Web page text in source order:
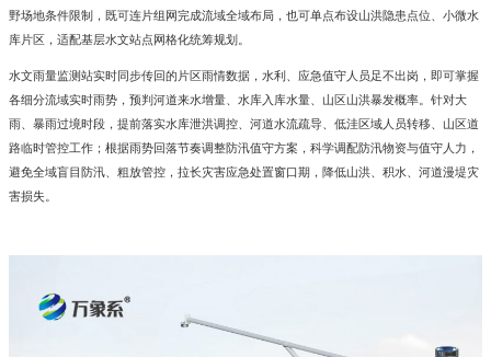
野场地条件限制，既可连片组网完成流域全域布局，也可单点布设山洪隐患点位、小微水
库片区，适配基层水文站点网格化统筹规划。
水文雨量监测站实时同步传回的片区雨情数据，水利、应急值守人员足不出岗，即可掌握
各细分流域实时雨势，预判河道来水增量、水库入库水量、山区山洪暴发概率。针对大
雨、暴雨过境时段，提前落实水库泄洪调控、河道水流疏导、低洼区域人员转移、山区道
路临时管控工作；根据雨势回落节奏调整防汛值守方案，科学调配防汛物资与值守人力，
避免全域盲目防汛、粗放管控，拉长灾害应急处置窗口期，降低山洪、积水、河道漫堤灾
害损失。